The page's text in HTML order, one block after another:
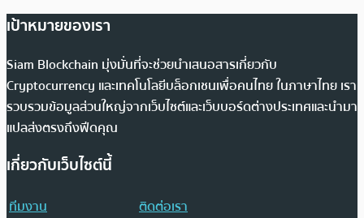
เป้าหมายของเรา
Siam Blockchain มุ่งมั่นที่จะช่วยนำเสนอสารเกี่ยวกับ
Cryptocurrency และเทคโนโลยีบล็อกเชนเพื่อคนไทย ในภาษาไทย เรา
รวบรวมข้อมูลส่วนใหญ่จากเว็บไซต์และเว็บบอร์ดต่างประเทศและนำมา
แปลส่งตรงถึงฟีดคุณ
เกี่ยวกับเว็บไซต์นี้
ทีมงาน
ติดต่อเรา